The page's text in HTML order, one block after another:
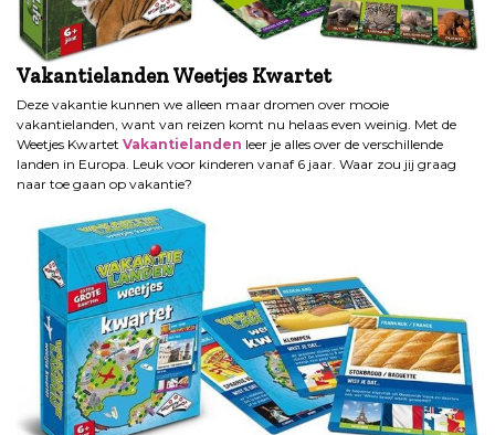
Vakantielanden Weetjes Kwartet
Deze vakantie kunnen we alleen maar dromen over mooie
vakantielanden, want van reizen komt nu helaas even weinig. Met de
Weetjes Kwartet Vakantielanden leer je alles over de verschillende
landen in Europa. Leuk voor kinderen vanaf 6 jaar. Waar zou jij graag
naar toe gaan op vakantie?